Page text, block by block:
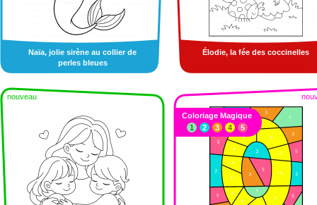
Naïa, jolie sirène au collier de
perles bleues
Élodie, la fée des coccinelles
nouveau
Coloriage Magique
1
2 3 4 5